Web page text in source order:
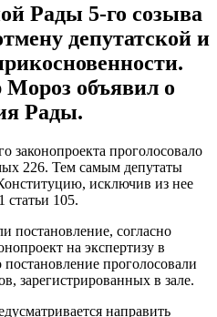
Рады 5-го созыва
депутатской и
объявил о
Рады.
законопроекта проголосовало
226. Тем самым депутаты
исключив из нее
статьи 105.
постановление, согласно
на экспертизу в
проголосовали
зарегистрированных в зале.
направить